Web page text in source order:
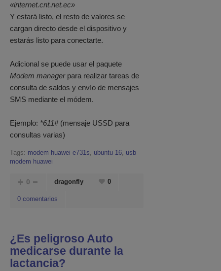
«internet.cnt.net.ec»
Y estará listo, el resto de valores se
cargan directo desde el dispositivo y
estarás listo para conectarte.
Adicional se puede usar el paquete
Modem managerpara realizar tareas de
consulta de saldos y envío de mensajes
SMS mediante el módem.
Ejemplo: *611#(mensaje USSD para
consultas varias)
Tags: modem huawei e731s, ubuntu 16, usb
modem huawei
0 dragonfly 0
0 comentarios
¿Es peligroso Auto
medicarse durante la
lactancia?